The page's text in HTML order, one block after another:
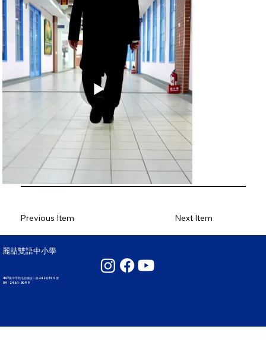
Previous Item Next Item
麗喆雙語中小學
407臺中市西屯區國安二路242巷199號
04 - 2461 - 3099